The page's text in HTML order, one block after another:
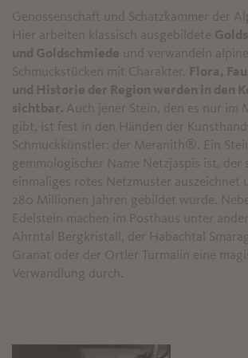
Genossenschaft und Schatzkammer der
Hier arbeiten klassisch ausgebildete
und Goldschmiede und verwandeln
Schmuckstücken mit Charakter.
Flora,
und Historie der Region werden in den
sichtbar. Auch jener Stein, den es nur im
gibt, ist fest in den Händen der
Schmuckkünstler: der Meranith®️. Ein
gemmologischer Name Netzjaspis ist, der
einmaliges rotes Netzmuster auszeichnet
280 Millionen Jahren gebildet wurde.
Edelstein machen im Posthaus unter
Ahrntal Bergkristall, der Habachtal
Granat oder der Ortler Turmalin eine
Verwandlung durch.